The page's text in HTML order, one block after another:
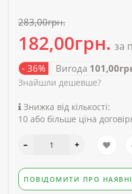
283,00грн.
182,00грн. за
- 36% Вигода
Знайшли дешевше?
Знижка від кількості:
10 або більше ціна
ПОВІДОМИТИ ПРО